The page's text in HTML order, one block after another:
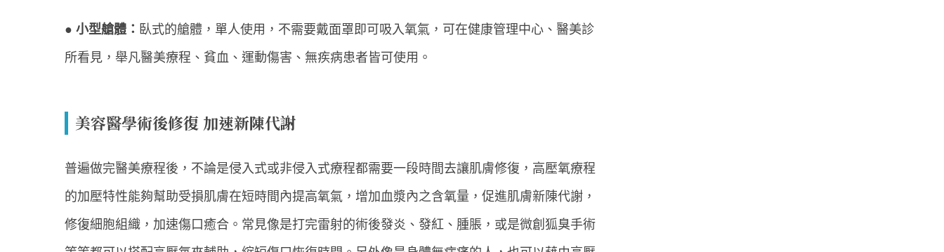
● 小型艙體： 臥式的艙體，單人使用，不需要戴面罩即可吸入氧氣，可在健康管理中心、醫美診
所看見，舉凡醫美療程、貧血、運動傷害、無疾病患者皆可使用。
美容醫學術後修復 加速新陳代謝
普遍做完醫美療程後，不論是侵入式或非侵入式療程都需要一段時間去讓肌膚修復，高壓氧療程
的加壓特性能夠幫助受損肌膚在短時間內提高氧氣，增加血漿內之含氧量，促進肌膚新陳代謝，
修復細胞組織，加速傷口癒合。常見像是打完雷射的術後發炎、發紅、腫脹，或是微創狐臭手術